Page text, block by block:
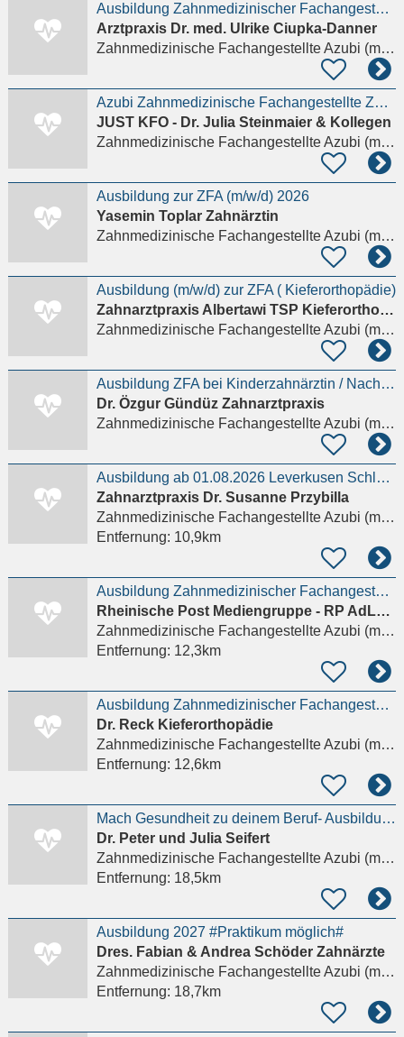
Ausbildung Zahnmedizinischer Fachangestellter (m/w/d)
Arztpraxis Dr. med. Ulrike Ciupka-Danner
Zahnmedizinische Fachangestellte Azubi (m/w/d)
Azubi Zahnmedizinische Fachangestellte ZFA – ZMFA (m/w/d) - 4-Tage-Woche (35 Std./W.)
JUST KFO - Dr. Julia Steinmaier & Kollegen
Zahnmedizinische Fachangestellte Azubi (m/w/d)
Ausbildung zur ZFA (m/w/d) 2026
Yasemin Toplar Zahnärztin
Zahnmedizinische Fachangestellte Azubi (m/w/d)
Ausbildung (m/w/d) zur ZFA ( Kieferorthopädie)
Zahn­arzt­pra­xis Al­ber­ta­wi TSP Kie­fer­or­tho­pä­die
Zahnmedizinische Fachangestellte Azubi (m/w/d)
Ausbildung ZFA bei Kinderzahnärztin / NachrückerIn 2026 möglich!
Dr. Özgur Gündüz Zahnarztpraxis
Zahnmedizinische Fachangestellte Azubi (m/w/d)
Ausbildung ab 01.08.2026 Leverkusen Schlebusch
Zahnarztpraxis Dr. Susanne Przybilla
Zahnmedizinische Fachangestellte Azubi (m/w/d)
Entfernung: 10,9km
Ausbildung Zahnmedizinischer Fachangestellter (ZFA) (w/m/d)
Rheinische Post Mediengruppe - RP AdLog GmbH - Rhei­nisch-ber­gi­sche Ver­la
Zahnmedizinische Fachangestellte Azubi (m/w/d)
Entfernung: 12,3km
Ausbildung Zahnmedizinischer Fachangestellter (ZFA) (w/m/d)
Dr. Reck Kieferorthopädie
Zahnmedizinische Fachangestellte Azubi (m/w/d)
Entfernung: 12,6km
Mach Gesundheit zu deinem Beruf- Ausbildung zur ZFA (m/w/d) in moderner Praxis mit familiärem Team
Dr. Peter und Julia Seifert
Zahnmedizinische Fachangestellte Azubi (m/w/d)
Entfernung: 18,5km
Ausbildung 2027 #Praktikum möglich#
Dres. Fabian & Andrea Schöder Zahnärzte
Zahnmedizinische Fachangestellte Azubi (m/w/d)
Entfernung: 18,7km